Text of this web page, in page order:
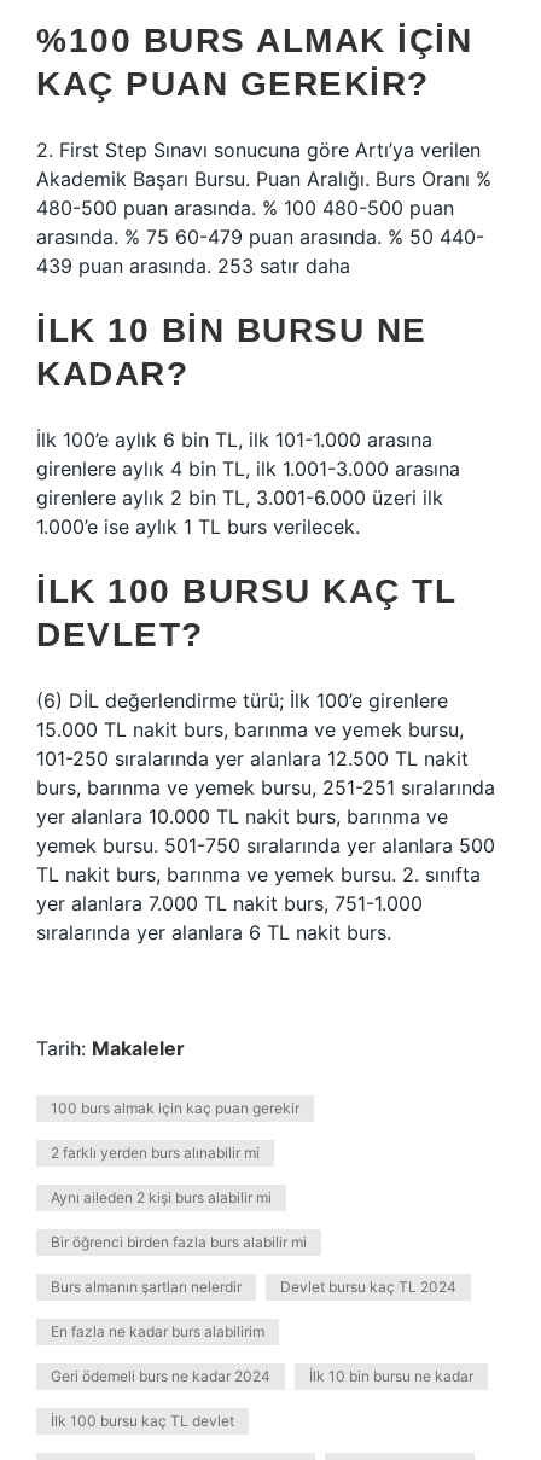
%100 BURS ALMAK IÇIN
KAÇ PUAN GEREKIR?
2. First Step Sınavı sonucuna göre Artı’ya verilen
Akademik Başarı Bursu. Puan Aralığı. Burs Oranı %
480-500 puan arasında. % 100 480-500 puan
arasında. % 75 60-479 puan arasında. % 50 440-
439 puan arasında. 253 satır daha
İLK 10 BIN BURSU NE
KADAR?
İlk 100’e aylık 6 bin TL, ilk 101-1.000 arasına
girenlere aylık 4 bin TL, ilk 1.001-3.000 arasına
girenlere aylık 2 bin TL, 3.001-6.000 üzeri ilk
1.000’e ise aylık 1 TL burs verilecek.
İLK 100 BURSU KAÇ TL
DEVLET?
(6) DİL değerlendirme türü; İlk 100’e girenlere
15.000 TL nakit burs, barınma ve yemek bursu,
101-250 sıralarında yer alanlara 12.500 TL nakit
burs, barınma ve yemek bursu, 251-251 sıralarında
yer alanlara 10.000 TL nakit burs, barınma ve
yemek bursu. 501-750 sıralarında yer alanlara 500
TL nakit burs, barınma ve yemek bursu. 2. sınıfta
yer alanlara 7.000 TL nakit burs, 751-1.000
sıralarında yer alanlara 6 TL nakit burs.
Tarih: Makaleler
100 burs almak için kaç puan gerekir
2 farklı yerden burs alınabilir mi
Aynı aileden 2 kişi burs alabilir mi
Bir öğrenci birden fazla burs alabilir mi
Burs almanın şartları nelerdir Devlet bursu kaç TL 2024
En fazla ne kadar burs alabilirim
Geri ödemeli burs ne kadar 2024 İlk 10 bin bursu ne kadar
İlk 100 bursu kaç TL devlet